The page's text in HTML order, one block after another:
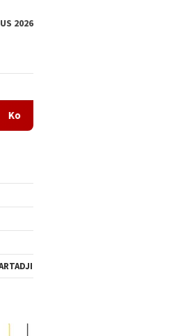
2026
Sukabumi Dorong